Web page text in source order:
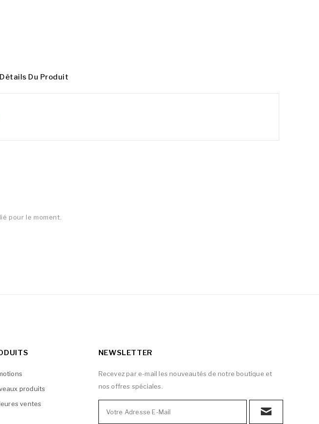
Détails Du Produit
pour le moment.
produits
ventes
NEWSLETTER
Recevez par e-mail les nouveautés de notre boutique et
nos offres spéciales.